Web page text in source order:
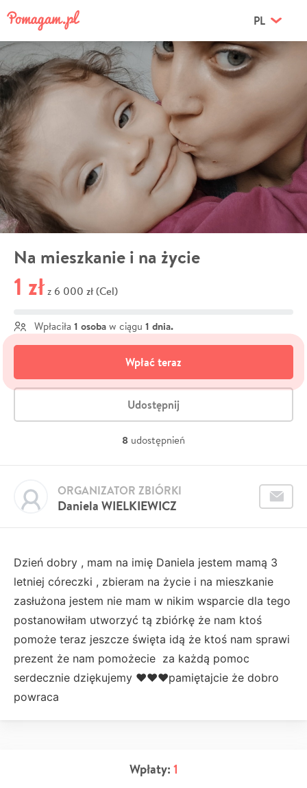
PL
Na mieszkanie i na życie
1 zł z 6 000 zł (Cel)
Wpłaciła 1 osoba w ciągu 1 dnia.
Wpłać teraz
Udostępnij
8 udostępnień
Daniela WIELKIEWICZ
ORGANIZATOR ZBIÓRKI
Dzień dobry , mam na imię Daniela jestem mamą 3
letniej córeczki , zbieram na życie i na mieszkanie
zasłużona jestem nie mam w nikim wsparcie dla tego
postanowiłam utworzyć tą zbiórkę że nam ktoś
pomoże teraz jeszcze święta idą że ktoś nam sprawi
prezent że nam pomożecie za każdą pomoc
serdecznie dziękujemy ♥️♥️♥️pamiętajcie że dobro
powraca
Wpłaty: 1